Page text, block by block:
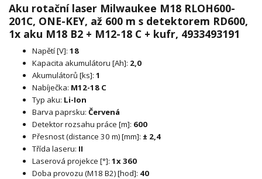
Aku rotační laser Milwaukee M18 RLOH600-
201C, ONE-KEY, až 600 m s detektorem RD600,
1x aku M18 B2 + M12-18 C + kufr, 4933493191
Napětí [V]: 18
Kapacita akumulátoru [Ah]: 2,0
Akumulátorů [ks]: 1
Nabíječka: M12-18 C
Typ aku: Li-Ion
Barva paprsku: Červená
Detektor rozsahu práce [m]: 600
Přesnost (distance 30 m) [mm]: ± 2,4
Třída laseru: II
Laserová projekce [°]: 1x 360
Doba provozu (M18 B2) [hod]: 40